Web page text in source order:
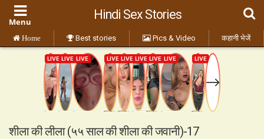
Hindi Sex Stories
Home Best stories Pics & Video कहानी भेजें
शीला की लीला (५५ साल की शीला की जवानी)-17